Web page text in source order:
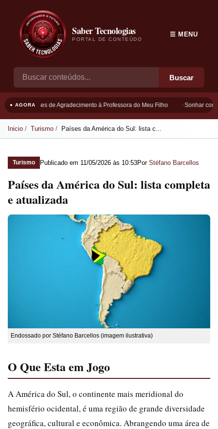
Saber Tecnologias
PORTAL DE CONTEÚDO
Buscar
☰ MENU
● AGORAFrases de Agradecimento à Professora do Meu Filho Sonhar com
Inicio Turismo Países da América do Sul: lista c...
Turismo Publicado em 11/05/2026 às 10:53Por Stéfano Barcellos
Países da América do Sul: lista completa
e atualizada
Endossado por Stéfano Barcellos (imagem ilustrativa)
O Que Esta em Jogo
A América do Sul, o continente mais meridional do
hemisfério ocidental, é uma região de grande diversidade
geográfica, cultural e econômica. Abrangendo uma área de